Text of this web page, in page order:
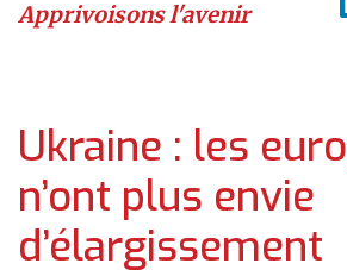
Apprivoisons l'avenir
Ukraine : les
n’ont plus envie
d’élargissement